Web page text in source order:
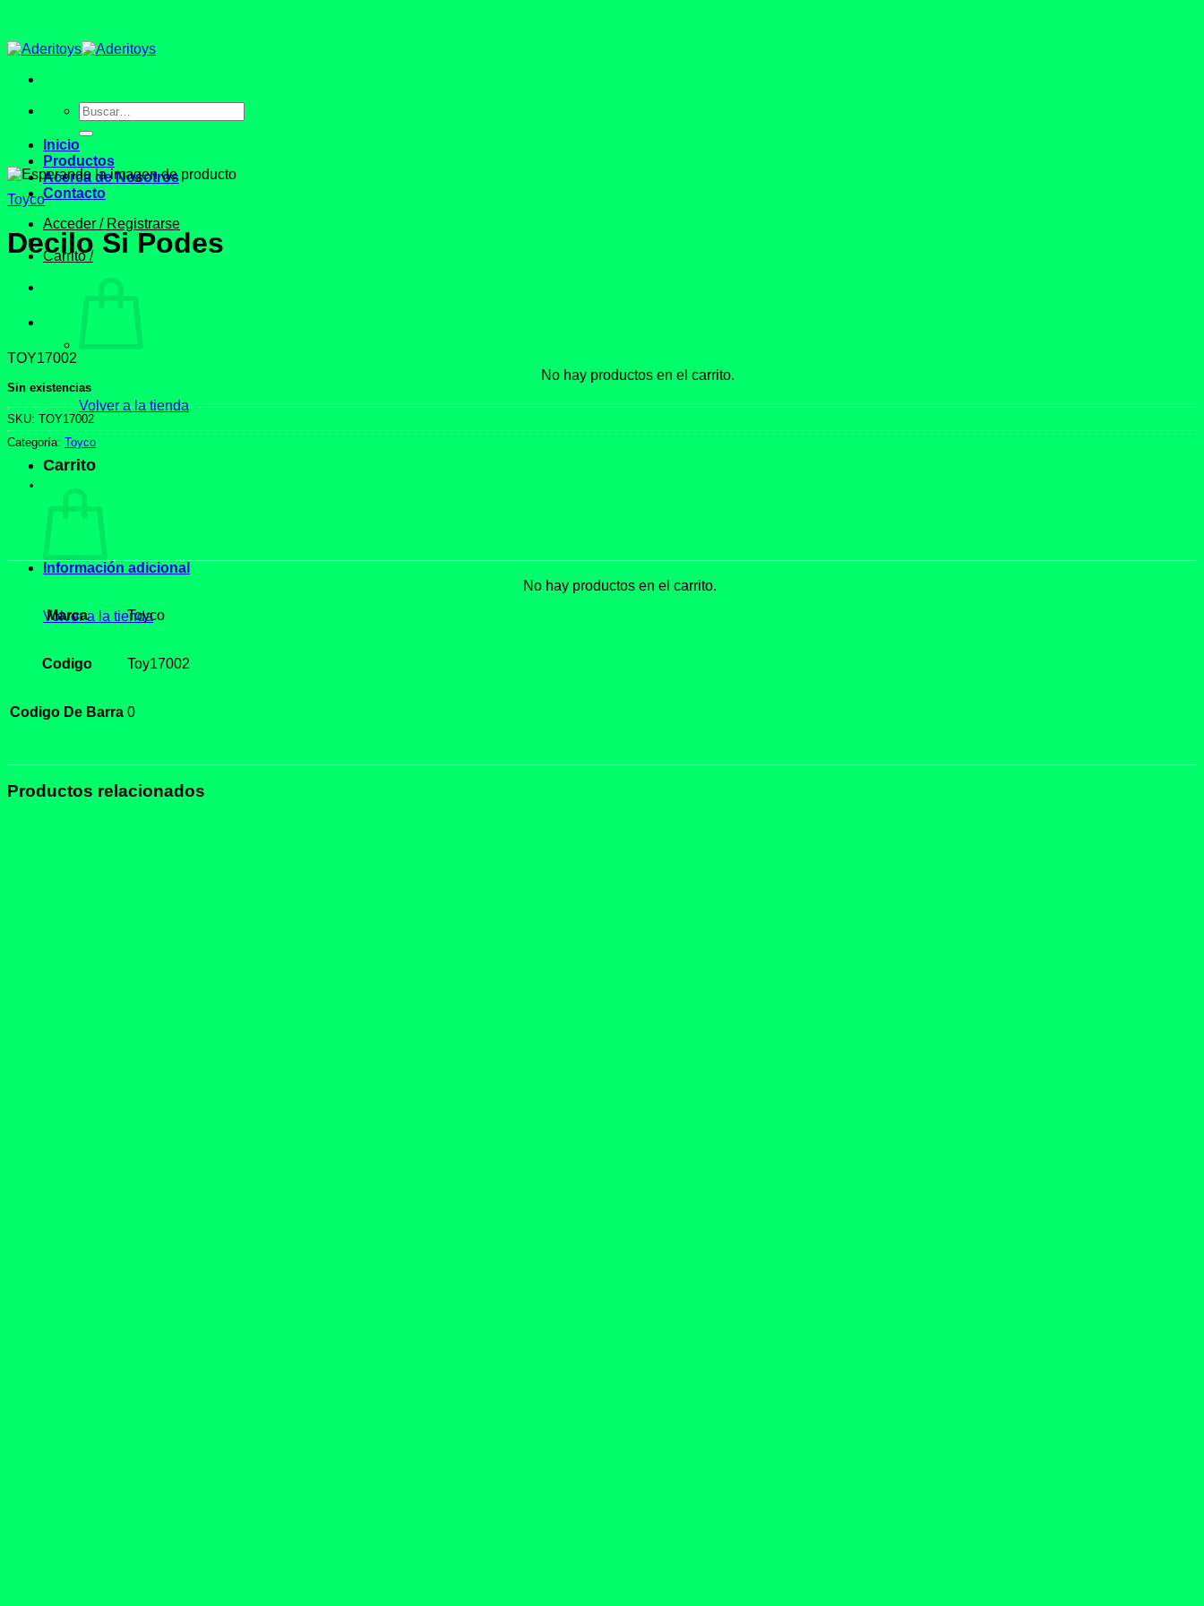
contenido
Buscar
por:
Inicio
Productos
Acerca de Nosotros
Contacto
Acceder / Registrarse
Carrito /
No hay productos en el carrito.
Volver a la tienda
Carrito
No hay productos en el carrito.
Volver a la tienda
Toyco
Decilo Si Podes
TOY17002
Sin existencias
SKU: TOY17002
Categoría: Toyco
Información adicional
Marca Toyco
Codigo Toy17002
Codigo De Barra 0
Productos relacionados